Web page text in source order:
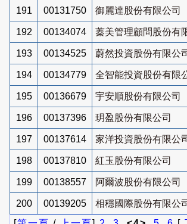
191 00131750 御麗達股份有限公司
192 00134074 蓁美管理顧問股份有
193 00134525 蔚然投資股份有限公
194 00134779 全智能投資股份有限
195 00136679 宇安順股份有限公司
196 00137396 玥盈股份有限公司
197 00137614 家洋投資股份有限公
198 00137810 紅玉股份有限公司
199 00138557 阿爾波股份有限公司
200 00139205
相穩國際股份有限公